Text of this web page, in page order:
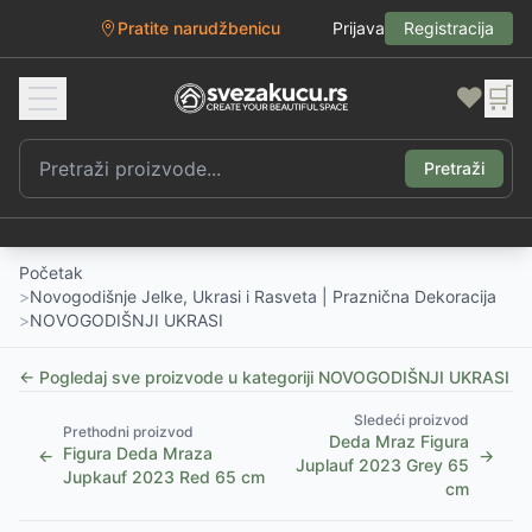
Pratite narudžbenicu Prijava Registracija
❤️ 🛒
Pretraži
Početak
>Novogodišnje Jelke, Ukrasi i Rasveta | Praznična Dekoracija
>NOVOGODIŠNJI UKRASI
← Pogledaj sve proizvode u kategoriji NOVOGODIŠNJI UKRASI
←
Prethodni proizvod
Figura Deda Mraza
Jupkauf 2023 Red 65 cm
Sledeći proizvod
Deda Mraz Figura
Juplauf 2023 Grey 65
cm
→